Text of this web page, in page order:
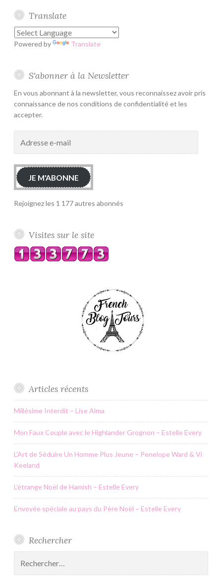
Translate
Powered by Translate
S'abonner à la Newsletter
En vous abonnant à la newsletter, vous reconnaissez avoir pris
connaissance de nos conditions de confidentialité et les
accepter.
JE M'ABONNE
Rejoignez les 1 177 autres abonnés
Visites sur le site
Articles récents
Millésime Interdit – Lise Alma
Mon Faux Couple avec le Highlander Grognon – Estelle Every
L’Art de Séduire Un Homme Plus Jeune – Penelope Ward & Vi
Keeland
L’étrange Noël de Hamish – Estelle Every
Envoyée spéciale au pays du Père Noël – Estelle Every
Rechercher